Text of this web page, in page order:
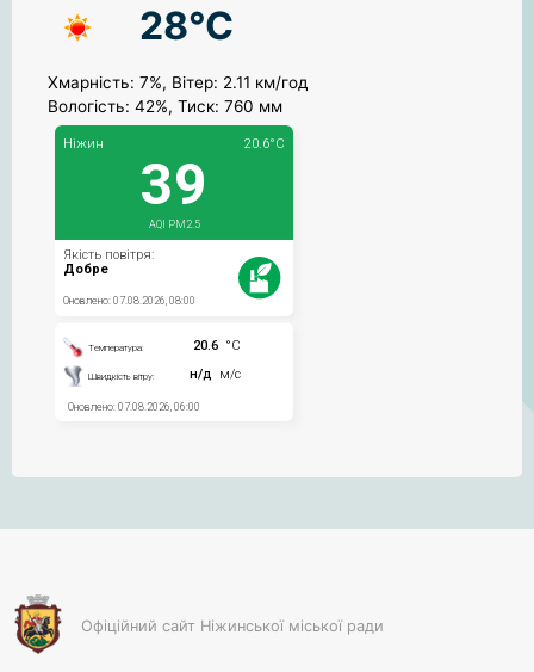
28°C
Хмарність: 7%, Вітер: 2.11 км/год
Вологість: 42%, Тиск: 760 мм
Офіційний сайт Ніжинської міської ради